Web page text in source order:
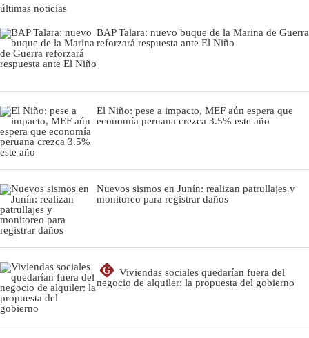
últimas noticias
BAP Talara: nuevo buque de la Marina de Guerra
reforzará respuesta ante El Niño
El Niño: pese a impacto, MEF aún espera que
economía peruana crezca 3.5% este año
Nuevos sismos en Junín: realizan patrullajes y
monitoreo para registrar daños
G
Viviendas sociales quedarían fuera del
negocio de alquiler: la propuesta del gobierno